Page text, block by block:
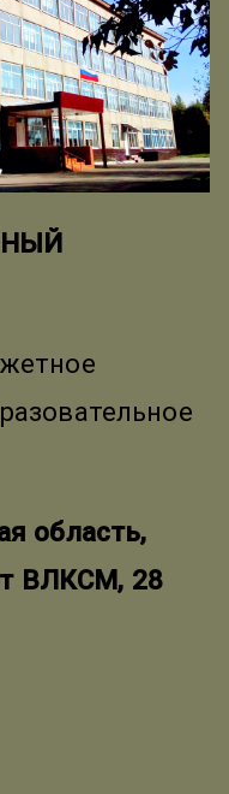
область,
ВЛКСМ, 28